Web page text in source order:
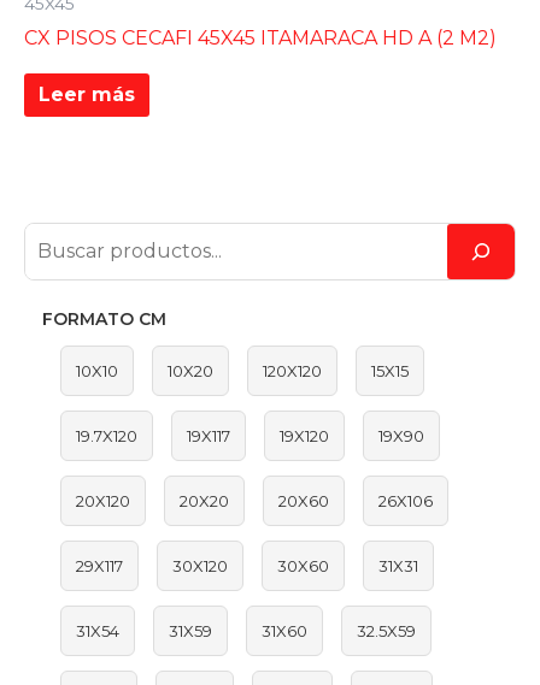
FORMATO CM
10X10 10X20 120X120 15X15
19.7X120 19X117 19X120 19X90
20X120 20X20 20X60 26X106
29X117 30X120 30X60 31X31
31X54 31X59 31X60 32.5X59
CX PISOS CECAFI 45X45 ITAMARACA HD A (2 M2)
Leer más